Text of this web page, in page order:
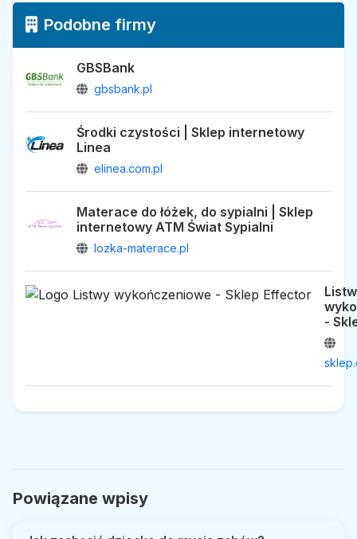
Podobne firmy
GBSBank
gbsbank.pl
Środki czystości | Sklep internetowy
Linea
elinea.com.pl
Materace do łóżek, do sypialni | Sklep
internetowy ATM Świat Sypialni
lozka-materace.pl
-
Powiązane wpisy